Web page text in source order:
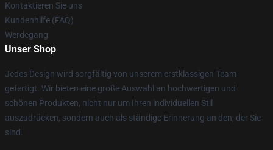
Kontaktieren Sie uns
Kundenhilfe (FAQ)
Werdegang
Unser Shop
Jedes Design wird sorgfältig von unserem erstklassigen Team
gefertigt. Wir bieten eine große Auswahl an hochwertigen und
schönen Produkten, nicht nur um Ihren individuellen Stil
auszudrücken, sondern auch als ständige Erinnerung an den, der Sie
sind.